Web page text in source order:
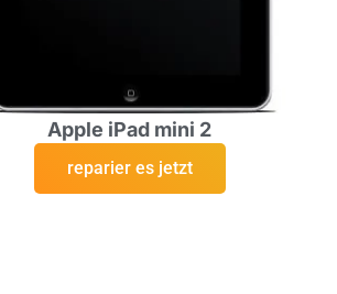
Apple iPad mini 2
reparier es jetzt